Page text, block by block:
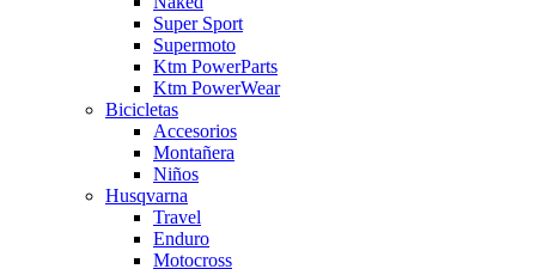
Super Sport
Supermoto
Ktm PowerParts
Ktm PowerWear
Bicicletas
Accesorios
Montañera
Niños
Husqvarna
Travel
Enduro
Motocross